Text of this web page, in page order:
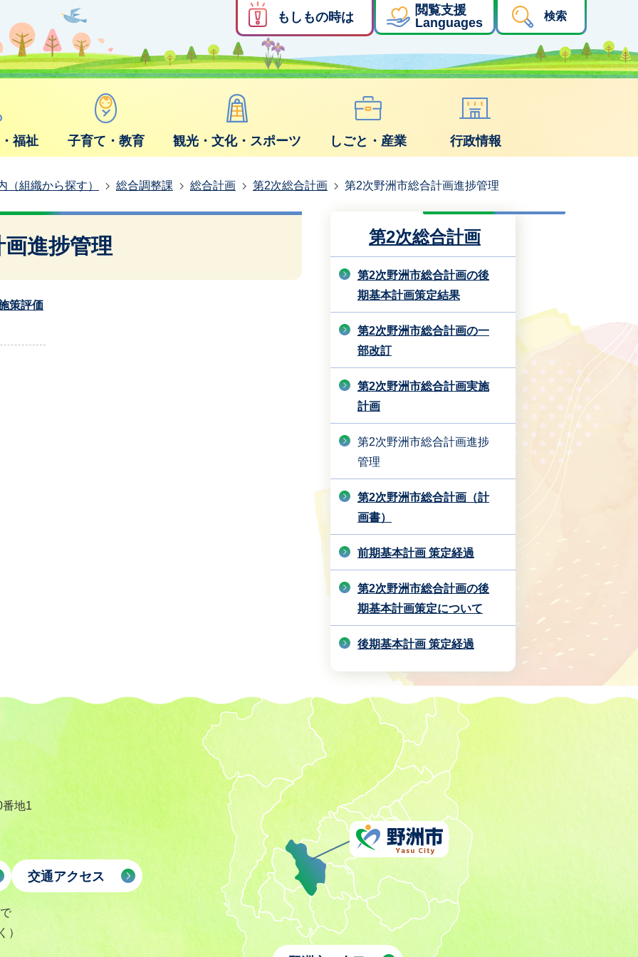
もしもの時は
閲覧支援
Languages
検索
福祉 子育て・教育 観光・文化・スポーツ しごと・産業 行政情報
（組織から探す） 総合調整課 総合計画 第2次総合計画 第2次野洲市総合計画進捗管理
進捗管理
策評価
第2次総合計画
第2次野洲市総合計画の後
期基本計画策定結果
第2次野洲市総合計画の一
部改訂
第2次野洲市総合計画実施
計画
第2次野洲市総合計画進捗
管理
第2次野洲市総合計画（計
画書）
前期基本計画 策定経過
第2次野洲市総合計画の後
期基本計画策定について
後期基本計画 策定経過
地1
交通アクセス
）